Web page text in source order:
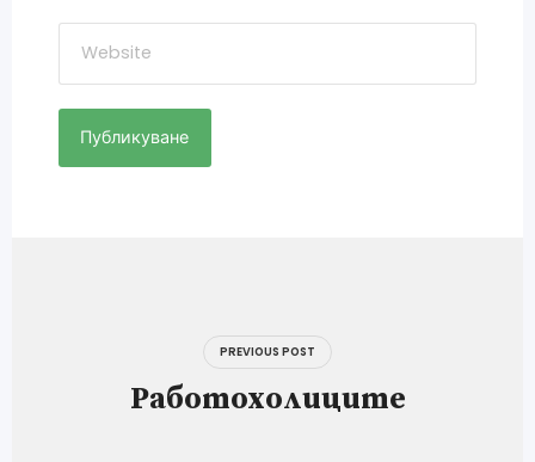
PREVIOUS POST
Работохолиците